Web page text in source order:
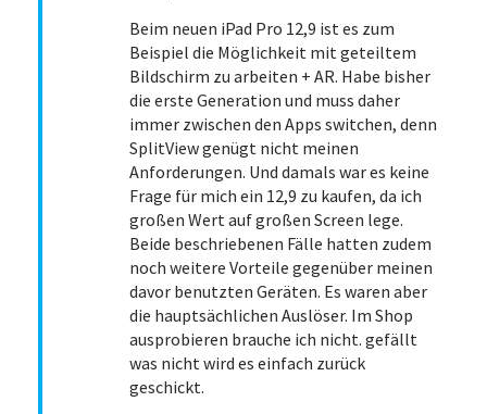
Beim neuen iPad Pro 12,9 ist es zum
Beispiel die Möglichkeit mit geteiltem
Bildschirm zu arbeiten + AR. Habe bisher
die erste Generation und muss daher
immer zwischen den Apps switchen, denn
SplitView genügt nicht meinen
Anforderungen. Und damals war es keine
Frage für mich ein 12,9 zu kaufen, da ich
großen Wert auf großen Screen lege.
Beide beschriebenen Fälle hatten zudem
noch weitere Vorteile gegenüber meinen
davor benutzten Geräten. Es waren aber
die hauptsächlichen Auslöser. Im Shop
ausprobieren brauche ich nicht. gefällt
was nicht wird es einfach zurück
geschickt.